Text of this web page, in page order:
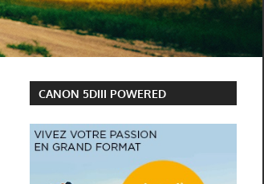
CANON 5DIII POWERED